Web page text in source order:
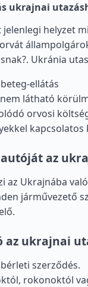
ukrajnai
helyzet
Ukránia
ellátás
látható
orvosi
kapcsolatos
az
az Ukrajnába
járművezető
az ukrajnai
szerződés.
rokonoktól